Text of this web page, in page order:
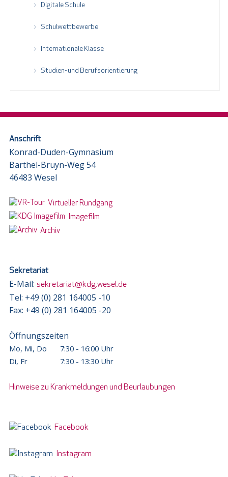
Digitale Schule
Schulwettbewerbe
Internationale Klasse
Studien- und Berufsorientierung
Anschrift
Konrad-Duden-Gymnasium
Barthel-Bruyn-Weg 54
46483 Wesel
Virtueller Rundgang
Imagefilm
Archiv
Sekretariat
E-Mail: sekretariat@kdg.wesel.de
Tel: +49 (0) 281 164005 -10
Fax: +49 (0) 281 164005 -20
Öffnungszeiten
Mo, Mi, Do
7:30 - 16:00 Uhr
Di, Fr
7:30 - 13:30 Uhr
Hinweise zu Krankmeldungen und Beurlaubungen
Facebook
Instagram